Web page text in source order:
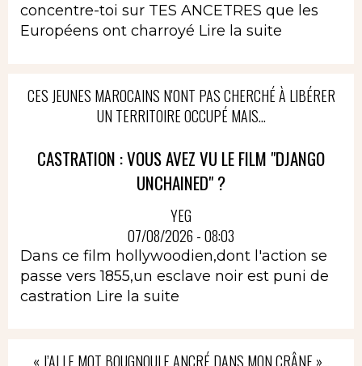
concentre-toi sur TES ANCETRES que les
Européens ont charroyé Lire la suite
CES JEUNES MAROCAINS N'ONT PAS CHERCHÉ À LIBÉRER
UN TERRITOIRE OCCUPÉ MAIS...
CASTRATION : VOUS AVEZ VU LE FILM "DJANGO
UNCHAINED" ?
YEG
07/08/2026 - 08:03
Dans ce film hollywoodien,dont l'action se
passe vers 1855,un esclave noir est puni de
castration Lire la suite
« J’AI LE MOT BOUGNOULE ANCRÉ DANS MON CRÂNE »…